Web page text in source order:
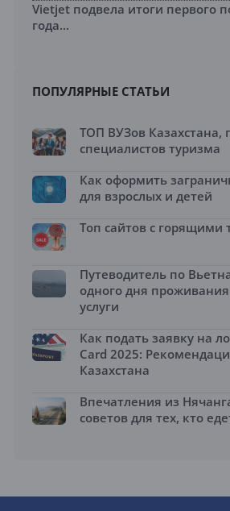
Vietjet подвела итоги первого
года...
ПОПУЛЯРНЫЕ СТАТЬИ
ТОП ВУЗов Казахстана,
специалистов туризма
Как оформить
для взрослых и детей
Топ сайтов с горящими
Путеводитель по
одного дня
услуги
Как подать заявку на
Card 2025:
Казахстана
Впечатления из
советов для тех, кто